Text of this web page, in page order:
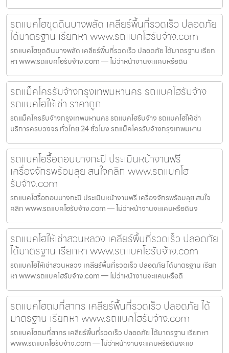
รถแบคโฮขุดดินบางพลัด เคลียร์พื้นที่รวดเร็ว ปลอดภัย
ได้มาตรฐาน เรียกหา www.รถแบคโฮรับจ้าง.com
รถแบคโฮขุดดินบางพลัด เคลียร์พื้นที่รวดเร็ว ปลอดภัย ได้มาตรฐาน เรียก
หา www.รถแบคโฮรับจ้าง.com — ไม่ว่าหน้างานจะแคบหรือดิน
รถแม็คโครรับจ้างกรุงเทพมหานคร รถแบคโฮรับจ้าง
รถแบคโฮให้เช่า ราคาถูก
รถแม็คโครรับจ้างกรุงเทพมหานคร รถแบคโฮรับจ้าง รถแบคโฮให้เช่า
บริการครบวงจร ทั่วไทย 24 ชั่วโมง รถแม็คโครรับจ้างกรุงเทพมหาน
รถแบคโฮรื้อถอนบางกะปิ ประเมินหน้างานฟรี
เครื่องจักรพร้อมลุย สนใจคลิก www.รถแบคโฮ
รับจ้าง.com
รถแบคโฮรื้อถอนบางกะปิ ประเมินหน้างานฟรี เครื่องจักรพร้อมลุย สนใจ
คลิก www.รถแบคโฮรับจ้าง.com — ไม่ว่าหน้างานจะแคบหรือดินจ
รถแบคโฮให้เช่าสวนหลวง เคลียร์พื้นที่รวดเร็ว ปลอดภัย
ได้มาตรฐาน เรียกหา www.รถแบคโฮรับจ้าง.com
รถแบคโฮให้เช่าสวนหลวง เคลียร์พื้นที่รวดเร็ว ปลอดภัย ได้มาตรฐาน เรียก
หา www.รถแบคโฮรับจ้าง.com — ไม่ว่าหน้างานจะแคบหรือดิ
รถแบคโฮถมที่สาทร เคลียร์พื้นที่รวดเร็ว ปลอดภัย ได้
มาตรฐาน เรียกหา www.รถแบคโฮรับจ้าง.com
รถแบคโฮถมที่สาทร เคลียร์พื้นที่รวดเร็ว ปลอดภัย ได้มาตรฐาน เรียกหา
www.รถแบคโฮรับจ้าง.com — ไม่ว่าหน้างานจะแคบหรือดินจะแข